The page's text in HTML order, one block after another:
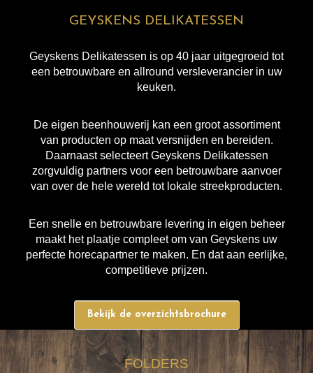
GEYSKENS DELIKATESSEN
Geyskens Delikatessen is op 40 jaar uitgegroeid tot
een betrouwbare en allround versleverancier in uw
keuken.
De eigen beenhouwerij kan een groot assortiment
van producten op maat versnijden en bereiden.
Daarnaast selecteert Geyskens Delikatessen
zorgvuldig partners voor een betrouwbare aanvoer
van over de hele wereld tot lokale streekproducten.
Een snelle en betrouwbare levering in eigen beheer
maakt het plaatje compleet om van Geyskens uw
perfecte horecapartner te maken. En dat aan eerlijke,
competitieve prijzen.
Bekijk de overzichtsbrochure
FOLDERS